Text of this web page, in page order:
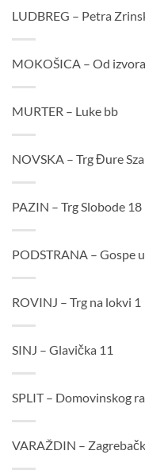
LUDBREG – Petra
MOKOŠICA – Od
MURTER – Luke bb
NOVSKA – Trg Đure
PAZIN – Trg Slobode 18
PODSTRANA – Gospe
ROVINJ – Trg na lokvi 1
SINJ – Glavička 11
SPLIT – Domovinskog
VARAŽDIN –